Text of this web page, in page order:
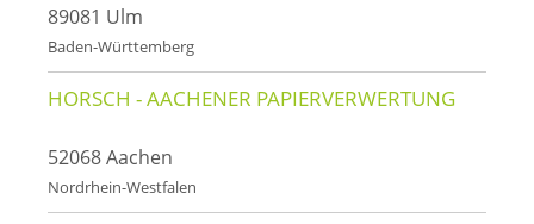
89081 Ulm
Baden-Württemberg
HORSCH - AACHENER PAPIERVERWERTUNG
52068 Aachen
Nordrhein-Westfalen